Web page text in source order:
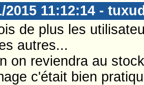
2015 11:12:14 -
de plus les
autres...
on reviendra au
c'était bien